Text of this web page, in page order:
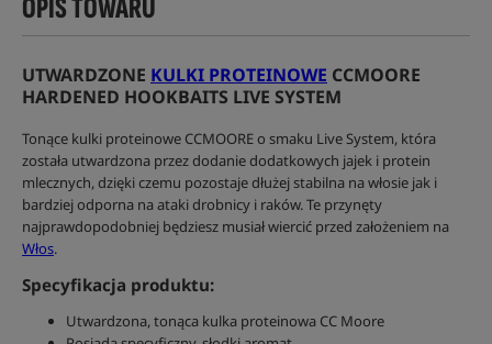
OPIS TOWARU
UTWARDZONE KULKI PROTEINOWE CCMOORE
HARDENED HOOKBAITS LIVE SYSTEM
Tonące kulki proteinowe CCMOORE o smaku Live System, która
została utwardzona przez dodanie dodatkowych jajek i protein
mlecznych, dzięki czemu pozostaje dłużej stabilna na włosie jak i
bardziej odporna na ataki drobnicy i raków. Te przynęty
najprawdopodobniej będziesz musiał wiercić przed założeniem na
Włos.
Specyfikacja produktu:
Utwardzona, tonąca kulka proteinowa CC Moore